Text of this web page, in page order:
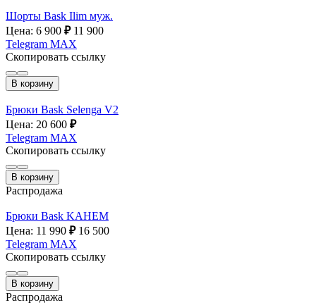
Шорты Bask Ilim муж.
Цена: 6 900 ₽ 11 900
Telegram MAX
Скопировать ссылку
В корзину
Брюки Bask Selenga V2
Цена: 20 600 ₽
Telegram MAX
Скопировать ссылку
В корзину
Распродажа
Брюки Bask KAHEM
Цена: 11 990 ₽ 16 500
Telegram MAX
Скопировать ссылку
В корзину
Распродажа